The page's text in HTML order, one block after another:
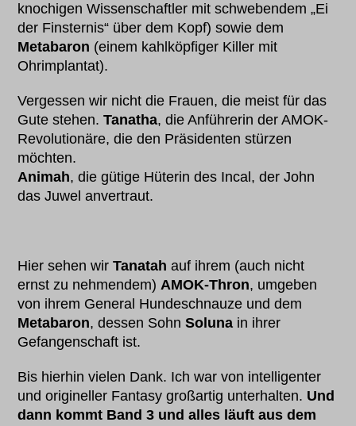
knochigen Wissenschaftler mit schwebendem „Ei
der Finsternis“ über dem Kopf) sowie dem
Metabaron (einem kahlköpfiger Killer mit
Ohrimplantat).
Vergessen wir nicht die Frauen, die meist für das
Gute stehen.Tanatha, die Anführerin der AMOK-
Revolutionäre, die den Präsidenten stürzen
möchten.
Animah, die gütige Hüterin des Incal, der John
das Juwel anvertraut.
Hier sehen wirTanatahauf ihrem (auch nicht
ernst zu nehmendem)AMOK-Thron, umgeben
von ihrem General Hundeschnauze und dem
Metabaron, dessen SohnSoluna in ihrer
Gefangenschaft ist.
Bis hierhin vielen Dank. Ich war von intelligenter
und origineller Fantasy großartig unterhalten. Und
dann kommt Band 3 und alles läuft aus dem